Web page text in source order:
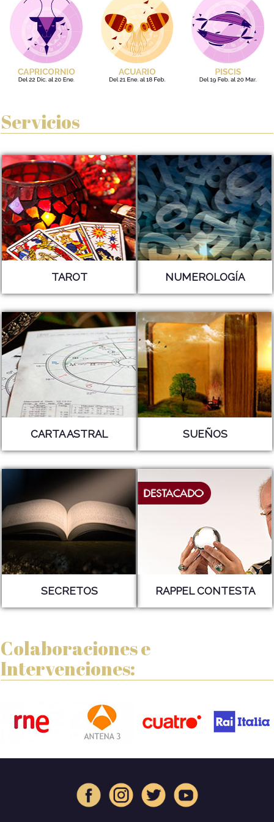
Servicios
TAROT NUMEROLOGÍA
CARTA ASTRAL SUEÑOS
SECRETOS RAPPEL CONTESTA
Colaboraciones e
Intervenciones: